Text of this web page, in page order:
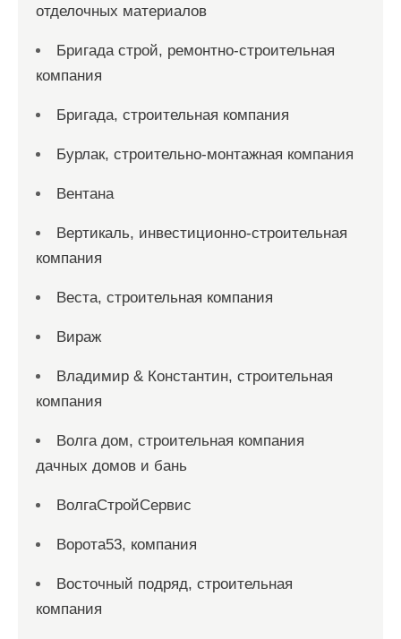
отделочных материалов
Бригада строй, ремонтно-строительная
компания
Бригада, строительная компания
Бурлак, строительно-монтажная компания
Вентана
Вертикаль, инвестиционно-строительная
компания
Веста, строительная компания
Вираж
Владимир & Константин, строительная
компания
Волга дом, строительная компания
дачных домов и бань
ВолгаСтройСервис
Ворота53, компания
Восточный подряд, строительная
компания